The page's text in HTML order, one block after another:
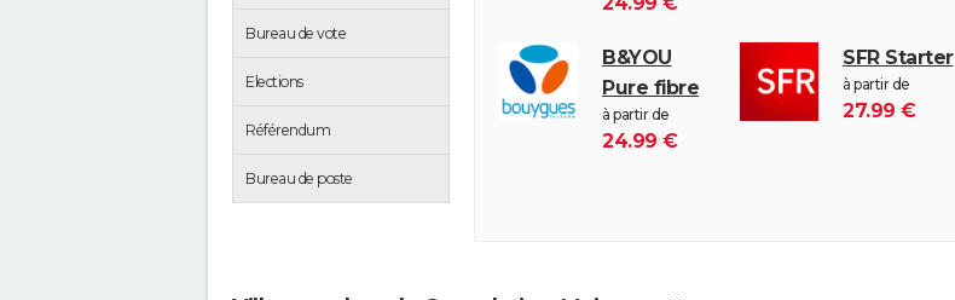
Bureau de vote
Elections
Référendum
Bureau de poste
B&YOU
Pure fibre
à partir de
24.99 €
SFR Starter
à partir de
27.99 €